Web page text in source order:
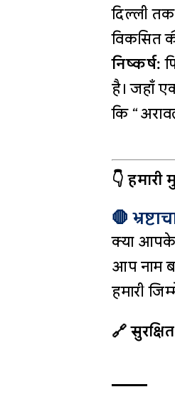
दिल्ली
विकसित
निष्कर्ष:
है। जहाँ
कि
👇
🛑
क्या आपके
आप नाम
हमारी
🔗